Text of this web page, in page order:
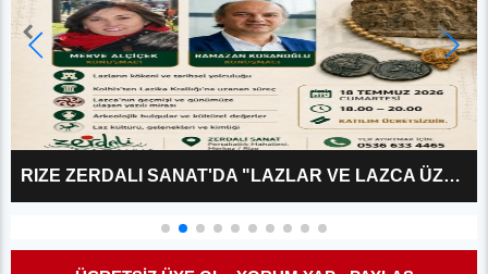
RIZE ZERDALI SANAT'DA "LAZLAR VE LAZCA ÜZERINE?" KÜLTÜR SÖYLEŞISI